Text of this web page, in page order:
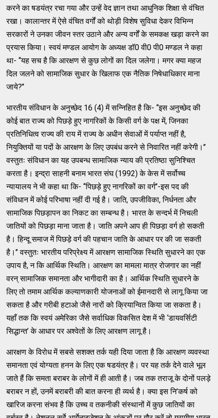
करने का षडयंत्र रचा गया और उन्हें वेद ज्ञान तथा आधुनिक शिक्षा से वंचित
रखा। कालान्तर में ऐसे वंचित वर्गों को थोड़ी विशेष सुविधा देकर विभिन्न
सरकारों ने उनका जीवन स्तर उठाने और अन्य वर्गों के समकक्ष खड़ा करने का
प्रयास किया। स्वयं मण्डल आयोग के अध्यक्ष डॉ0 वी0 पी0 मण्डल ने कहा
था- ‘‘यह सच है कि आरक्षण से कुछ लोगों का दिल जलेगा। मगर क्या महज
दिल जलने को सामाजिक सुधार के खिलाफ एक नैतिक निषेधाधिकार माना
जाये?’’
भारतीय संविधान के अनुच्छेद 16 (4) में सन्निहित है कि- ‘‘इस अनुच्छेद की
कोई बात राज्य को पिछड़े हुए नागरिकों के किसी वर्ग के पक्ष में, जिनका
प्रतिनिधित्व राज्य की राय में राज्य के अधीन सेवाओं में पर्याप्त नहीं है,
नियुक्तियों या पदों के आरक्षण के लिए उपबंध करने से निवारित नहीं करेगी।’’
वस्तुतः संविधान का यह उपबन्ध सामाजिक न्याय की प्रतिष्ठा सुनिश्चित
करता है। इन्द्रा साहनी बनाम भारत संघ (1992) के केस में सर्वोच्च
न्यायालय ने भी कहा था कि- ‘‘पिछड़े हुए नागरिकों का वर्ग’’-इस पद की
संविधान में कोई परिभाषा नहीं दी गई है। जाति, उपजीविका, निर्धनता और
सामाजिक पिछड़ापन का निकट का सम्बन्ध है। भारत के सन्दर्भ में निचली
जातियों को पिछड़ा माना जाता है। जाति अपने आप ही पिछड़ा वर्ग हो सकती
है। हिन्दू समाज में पिछड़े वर्ग की पहचान जाति के आधार पर की जा सकती
है।’’ वस्तुतः भारतीय परिप्रेक्ष्य में आरक्षण सामाजिक स्थिति सुधारने का एक
उपाय है, न कि आर्थिक स्थिति। आरक्षण का मामला मात्र रोजगार का नहीं
वरन् सामाजिक समानता और भागीदारी का है। आर्थिक स्थिति सुधारने के
लिए तो तमाम आर्थिक कल्याणकारी योजनाओं को ईमानदारी से लागू किया जा
सकता है और गरीबी हटाओ जैसे नारों को क्रियान्वित किया जा सकता है।
यहाँ तक कि स्वयं अमेरिका जैसे सर्वाधिक विकसित देश में भी ‘डायवर्सिटी
सिद्धान्त’ के आधार पर अश्वेतों के लिए आरक्षण लागू है।
आरक्षण के विरोध में सबसे सशक्त तर्क यही दिया जाता है कि आरक्षण व्यवस्था
समानता एवं योग्यता हनन के लिए एक षडयंत्र है। पर यह तर्क देने वाले भूल
जाते हैं कि समता बराबर के लोगों में ही आती है। जब तक तराजू के दोनों पलड़े
बराबर न हों, उनमें बराबरी की बात करना ही व्यर्थ है। क्या इस नि’कर्ष को
खारिज करना संभव है कि उच्च व तकनीकी संस्थानों में कुछ जातियों का